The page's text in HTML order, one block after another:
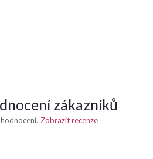
zákazníků
Zobrazit recenze